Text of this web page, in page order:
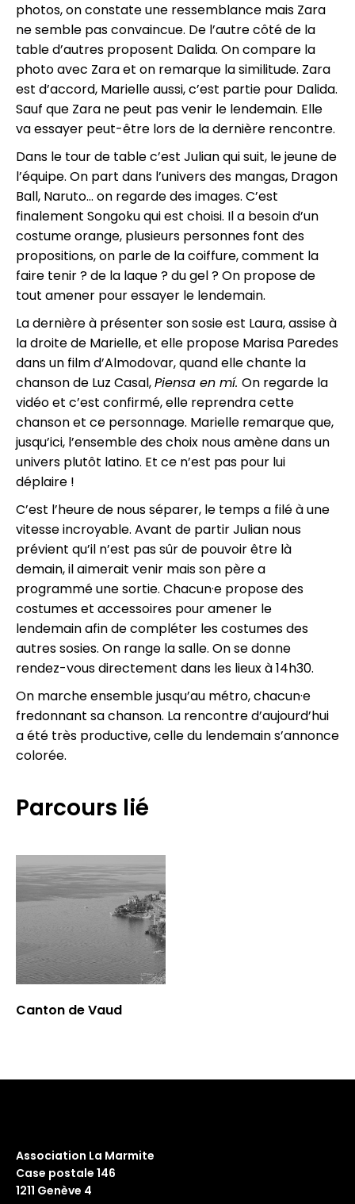
photos, on constate une ressemblance mais Zara
ne semble pas convaincue. De l’autre côté de la
table d’autres proposent Dalida. On compare la
photo avec Zara et on remarque la similitude. Zara
est d’accord, Marielle aussi, c’est partie pour Dalida.
Sauf que Zara ne peut pas venir le lendemain. Elle
va essayer peut-être lors de la dernière rencontre.
Dans le tour de table c’est Julian qui suit, le jeune de
l’équipe. On part dans l’univers des mangas, Dragon
Ball, Naruto... on regarde des images. C’est
finalement Songoku qui est choisi. Il a besoin d’un
costume orange, plusieurs personnes font des
propositions, on parle de la coiffure, comment la
faire tenir ? de la laque ? du gel ? On propose de
tout amener pour essayer le lendemain.
La dernière à présenter son sosie est Laura, assise à
la droite de Marielle, et elle propose Marisa Paredes
dans un film d’Almodovar, quand elle chante la
chanson de Luz Casal,Piensa en mí. On regarde la
vidéo et c’est confirmé, elle reprendra cette
chanson et ce personnage. Marielle remarque que,
jusqu’ici, l’ensemble des choix nous amène dans un
univers plutôt latino. Et ce n’est pas pour lui
déplaire !
C’est l’heure de nous séparer, le temps a filé à une
vitesse incroyable. Avant de partir Julian nous
prévient qu’il n’est pas sûr de pouvoir être là
demain, il aimerait venir mais son père a
programmé une sortie. Chacun·e propose des
costumes et accessoires pour amener le
lendemain afin de compléter les costumes des
autres sosies. On range la salle. On se donne
rendez-vous directement dans les lieux à 14h30.
On marche ensemble jusqu’au métro, chacun·e
fredonnant sa chanson. La rencontre d’aujourd’hui
a été très productive, celle du lendemain s’annonce
colorée.
Parcours lié
Canton de Vaud
Association La Marmite
Case postale 146
1211 Genève 4